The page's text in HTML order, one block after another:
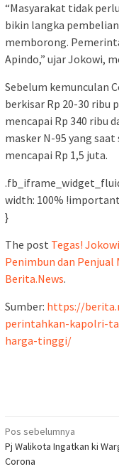
“Masyarakat tidak
bikin langka
memborong.
Apindo,” ujar Jokowi,
Sebelum kemunculan
berkisar Rp 20-30 ribu
mencapai Rp 340 ribu
masker N-95 yang
mencapai Rp 1,5 juta.
width: 100%
}
The post Tegas!
Penimbun dan Penjual
Berita.News.
Sumber: https://
perintahkan-kapolri-
harga-tinggi/
Navigasi
pos
Pos sebelumnya
Pj Walikota Ingatkan ki
Corona